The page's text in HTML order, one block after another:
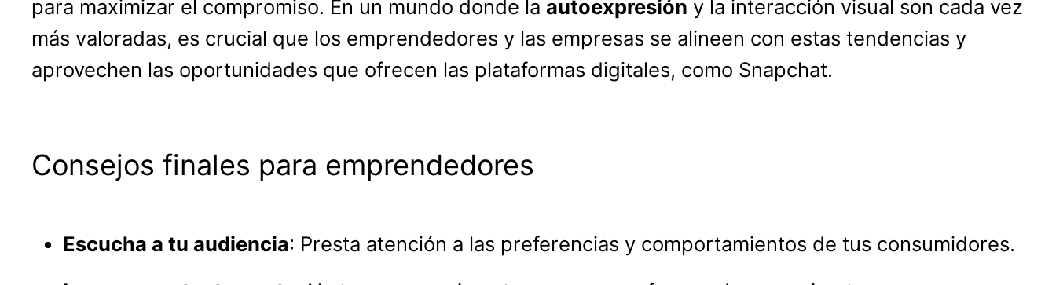
para maximizar el compromiso. En un mundo donde la autoexpresión y la interacción visual son cada vez
más valoradas, es crucial que los emprendedores y las empresas se alineen con estas tendencias y
aprovechen las oportunidades que ofrecen las plataformas digitales, como Snapchat.
Consejos finales para emprendedores
Escucha a tu audiencia: Presta atención a las preferencias y comportamientos de tus consumidores.